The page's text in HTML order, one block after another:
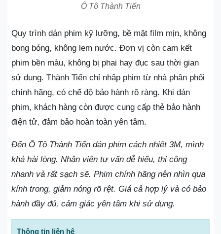
Ô Tô Thành Tiến
Quy trình dán phim kỹ lưỡng, bề mặt film mịn, không
bong bóng, không lem nước. Đơn vị còn cam kết
phim bền màu, không bị phai hay đục sau thời gian
sử dụng. Thành Tiến chỉ nhập phim từ nhà phân phối
chính hãng, có chế độ bảo hành rõ ràng. Khi dán
phim, khách hàng còn được cung cấp thẻ bảo hành
điện tử, đảm bảo hoàn toàn yên tâm.
Đến Ô Tô Thành Tiến dán phim cách nhiệt 3M, mình
khá hài lòng. Nhân viên tư vấn dễ hiểu, thi công
nhanh và rất sạch sẽ. Phim chính hãng nên nhìn qua
kính trong, giảm nóng rõ rệt. Giá cả hợp lý và có bảo
hành đầy đủ, cảm giác yên tâm khi sử dụng.
Thông tin liên hệ